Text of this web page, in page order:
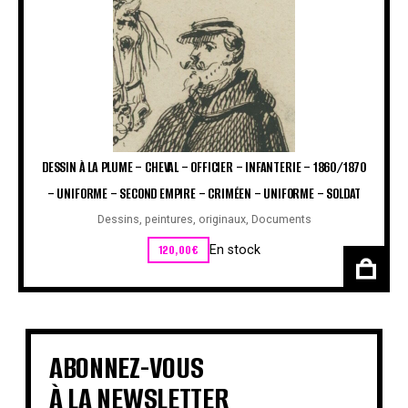
DESSIN À LA PLUME – CHEVAL – OFFICIER – INFANTERIE – 1860/1870
– UNIFORME – SECOND EMPIRE – CRIMÉEN – UNIFORME – SOLDAT
Dessins, peintures, originaux, Documents
120,00€ En stock
ABONNEZ-VOUS
À LA NEWSLETTER